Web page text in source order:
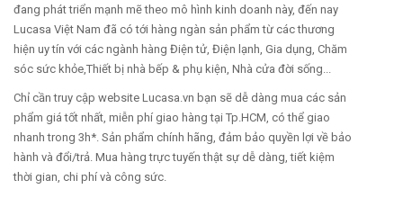
đang phát triển mạnh mẽ theo mô hình kinh doanh này, đến nay
Lucasa Việt Nam đã có tới hàng ngàn sản phẩm từ các thương
hiện uy tín với các ngành hàng Điện tử, Điện lạnh, Gia dụng, Chăm
sóc sức khỏe,Thiết bị nhà bếp & phụ kiện, Nhà cửa đời sống...
Chỉ cần truy cập website Lucasa.vn bạn sẽ dễ dàng mua các sản
phẩm giá tốt nhất, miễn phí giao hàng tại Tp.HCM, có thể giao
nhanh trong 3h*. Sản phẩm chính hãng, đảm bảo quyền lợi về bảo
hành và đổi/trả. Mua hàng trực tuyến thật sự dễ dàng, tiết kiệm
thời gian, chi phí và công sức.